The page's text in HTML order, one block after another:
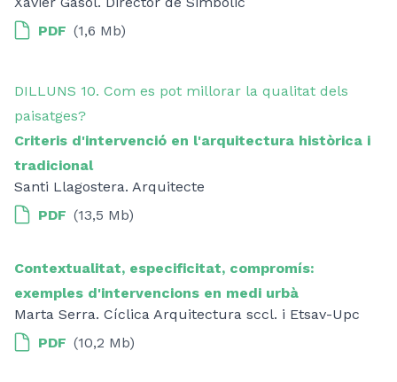
PDF (1,6 Mb)
DILLUNS 10. Com es pot millorar la qualitat dels
paisatges?
Criteris d'intervenció en l'arquitectura històrica i
tradicional
Santi Llagostera. Arquitecte
PDF (13,5 Mb)
Contextualitat, especificitat, compromís:
exemples d'intervencions en medi urbà
Marta Serra. Cíclica Arquitectura sccl. i Etsav-Upc
PDF (10,2 Mb)